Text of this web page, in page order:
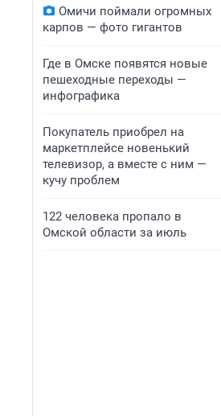
Омичи поймали огромных
карпов — фото гигантов
Где в Омске появятся новые
пешеходные переходы —
инфографика
Покупатель приобрел на
маркетплейсе новенький
телевизор, а вместе с ним —
кучу проблем
122 человека пропало в
Омской области за июль